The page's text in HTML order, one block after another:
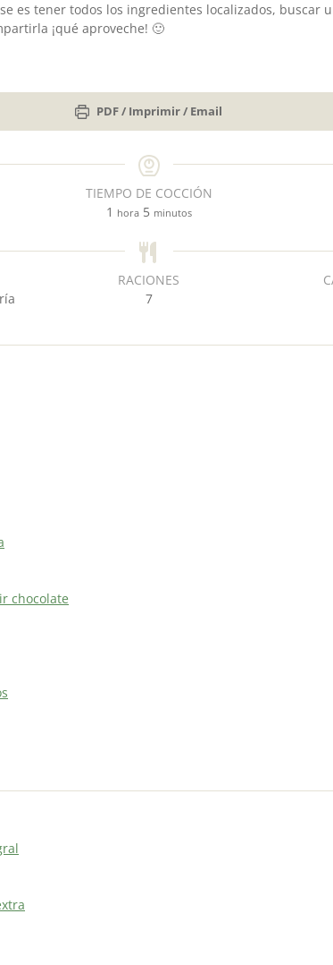
es tener todos los ingredientes localizados, buscar
¡qué aproveche! 🙂
PDF / Imprimir / Email
TIEMPO DE COCCIÓN
1 h
r
hora 5m
n
u
t
o
minutos
RACIONES
7
chocolate